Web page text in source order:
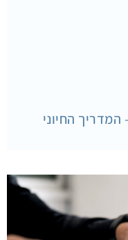
המדריך החיוני